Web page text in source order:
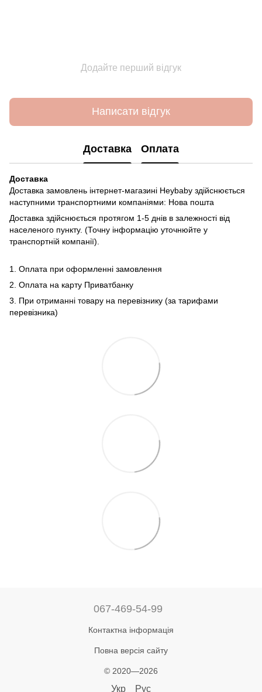
Додайте перший відгук
Написати відгук
Доставка Оплата
Доставка
Доставка замовлень інтернет-магазині Heybaby здійснюється
наступними транспортними компаніями: Нова пошта
Доставка здійснюється протягом 1-5 днів в залежності від
населеного пункту. (Точну інформацію уточнюйте у
транспортній компанії).
1. Оплата при оформленні замовлення
2. Оплата на карту Приватбанку
3. При отриманні товару на перевізнику (за тарифами
перевізника)
067-469-54-99
Контактна інформація
Повна версія сайту
© 2020—2026
Укр Рус